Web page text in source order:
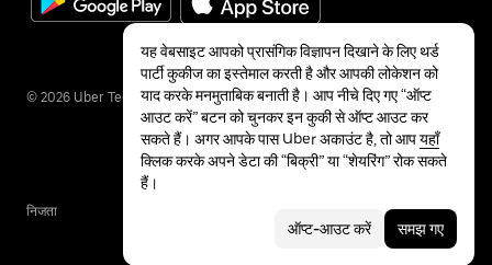
© 2026 Uber Technologies Inc.
निजता
यह वेबसाइट आपको प्रासंगिक विज्ञापन दिखाने के लिए थर्ड
पार्टी कुकीज का इस्तेमाल करती है और आपकी लोकेशन को
याद करके मनमुताबिक बनाती है। आप नीचे दिए गए “ऑप्ट
आउट करें” बटन को चुनकर इन कुकी से ऑप्ट आउट कर
सकते हैं। अगर आपके पास Uber अकाउंट है, तो आपयहाँ
क्लिक करके अपने डेटा की “बिक्री” या “शेयरिंग” रोक सकते
हैं।
ऑप्ट-आउट करें समझ गए